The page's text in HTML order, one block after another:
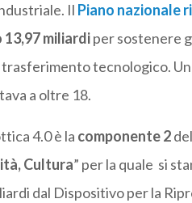
Il Piano nazionale
miliardiper sostenere
tecnologico.
a oltre 18.
4.0 è la componente 2
Cultura” per la quale si
dal Dispositivo per la